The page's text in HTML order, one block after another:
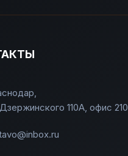
,
110А, офис 210